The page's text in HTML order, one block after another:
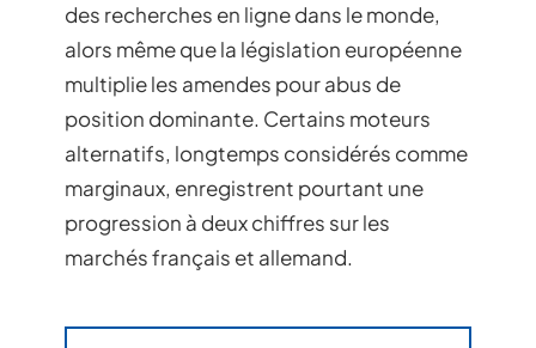
des recherches en ligne dans le monde,
alors même que la législation européenne
multiplie les amendes pour abus de
position dominante. Certains moteurs
alternatifs, longtemps considérés comme
marginaux, enregistrent pourtant une
progression à deux chiffres sur les
marchés français et allemand.